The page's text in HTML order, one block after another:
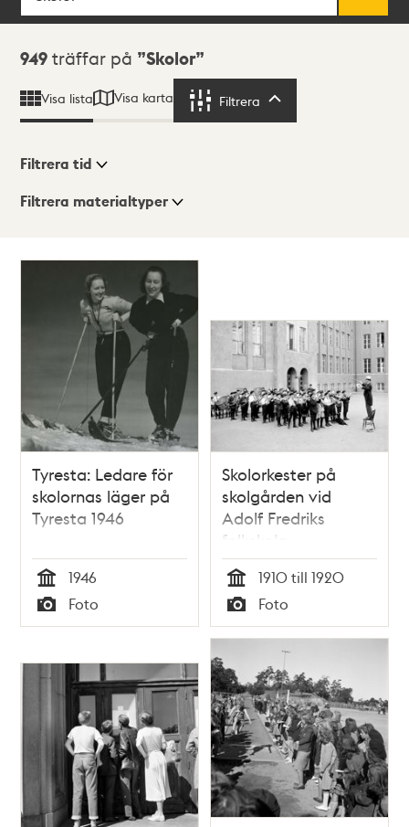
Sökresultat
949 träffar på Skolor
Visa lista Visa karta Filtrera
Visningsläge
Filtrera tid
Filtrera materialtyper
Tyresta: Ledare för
skolornas läger på
Tyresta 1946
Tid
1946
Typ
Foto
Skolorkester på
skolgården vid
Adolf Fredriks
folkskola
Tid
1910 till 1920
Typ
Foto